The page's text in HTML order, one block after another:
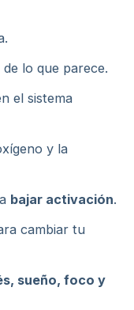
lo que parece.
el sistema
y la
bajar activación.
cambiar tu
sueño, foco y